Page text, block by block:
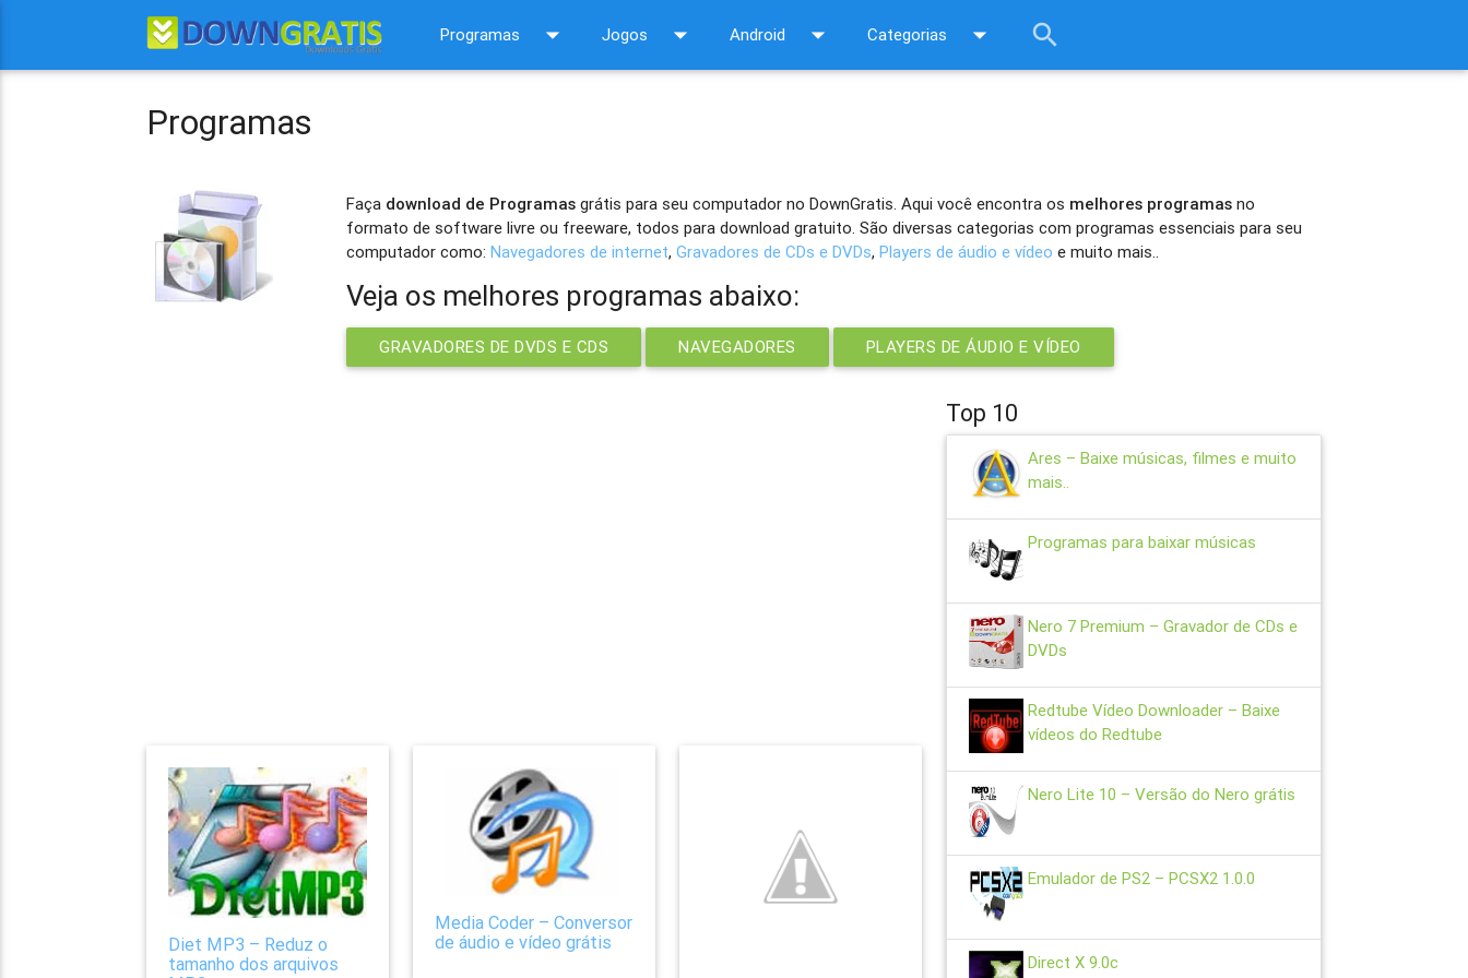
Programas arrow_drop_down Jogos arrow_drop_down Android arrow_drop_down Categorias arrow_drop_down search
Programas
Faça download de Programas grátis para seu computador no DownGratis. Aqui você encontra os melhores programas no
formato de software livre ou freeware, todos para download gratuito. São diversas categorias com programas essenciais para seu
computador como:Navegadores de internet,Gravadores de CDs e DVDs,Players de áudio e vídeo e muito mais..
Veja os melhores programas abaixo:
GRAVADORES DE DVDS E CDS NAVEGADORES PLAYERS DE ÁUDIO E VÍDEO
Diet MP3 – Reduz o
tamanho dos arquivos
Media Coder – Conversor
de áudio e vídeo grátis
Top 10
Ares – Baixe músicas, filmes e muito
mais..
Programas para baixar músicas
Nero 7 Premium – Gravador de CDs e
DVDs
Redtube Vídeo Downloader – Baixe
vídeos do Redtube
Nero Lite 10 – Versão do Nero grátis
Emulador de PS2 – PCSX2 1.0.0
Direct X 9.0c